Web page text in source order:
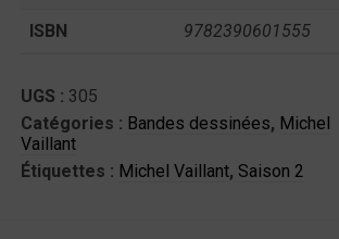
ISBN 9782390601555
UGS : 305
Catégories : Bandes dessinées, Michel
Vaillant
Étiquettes : Michel Vaillant, Saison 2